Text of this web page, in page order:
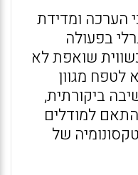
הערכה ומדידת
בפעולה
שואפת לא
לטפח מגוון
ביקורתית,
למודלים
של